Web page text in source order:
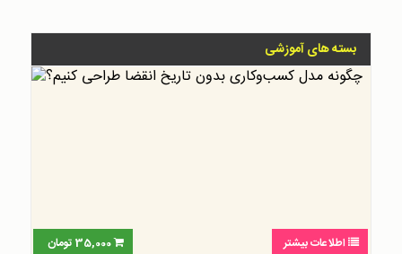
بسته های آموزشی
اطلاعات بیشتر 35,000 تومان